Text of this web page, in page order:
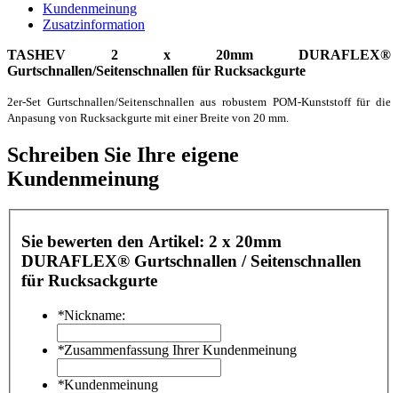
Kundenmeinung
Zusatzinformation
TASHEV 2 x 20mm DURAFLEX®
Gurtschnallen/Seitenschnallen für Rucksackgurte
2er-Set Gurtschnallen/Seitenschnallen aus robustem POM-Kunststoff für die
Anpasung von Rucksackgurte mit einer Breite von 20 mm.
Schreiben Sie Ihre eigene
Kundenmeinung
Sie bewerten den Artikel: 2 x 20mm
DURAFLEX® Gurtschnallen / Seitenschnallen
für Rucksackgurte
*Nickname:
*Zusammenfassung Ihrer Kundenmeinung
*Kundenmeinung